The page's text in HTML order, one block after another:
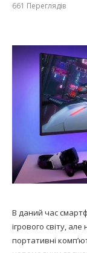
661 Переглядів
В даний час
ігрового світу,
портативні